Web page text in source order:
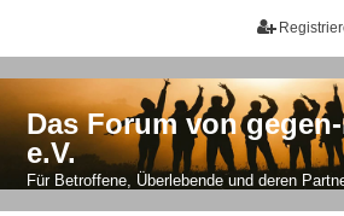
Das Forum von
e.V.
Für Betroffene, Überlebende und deren